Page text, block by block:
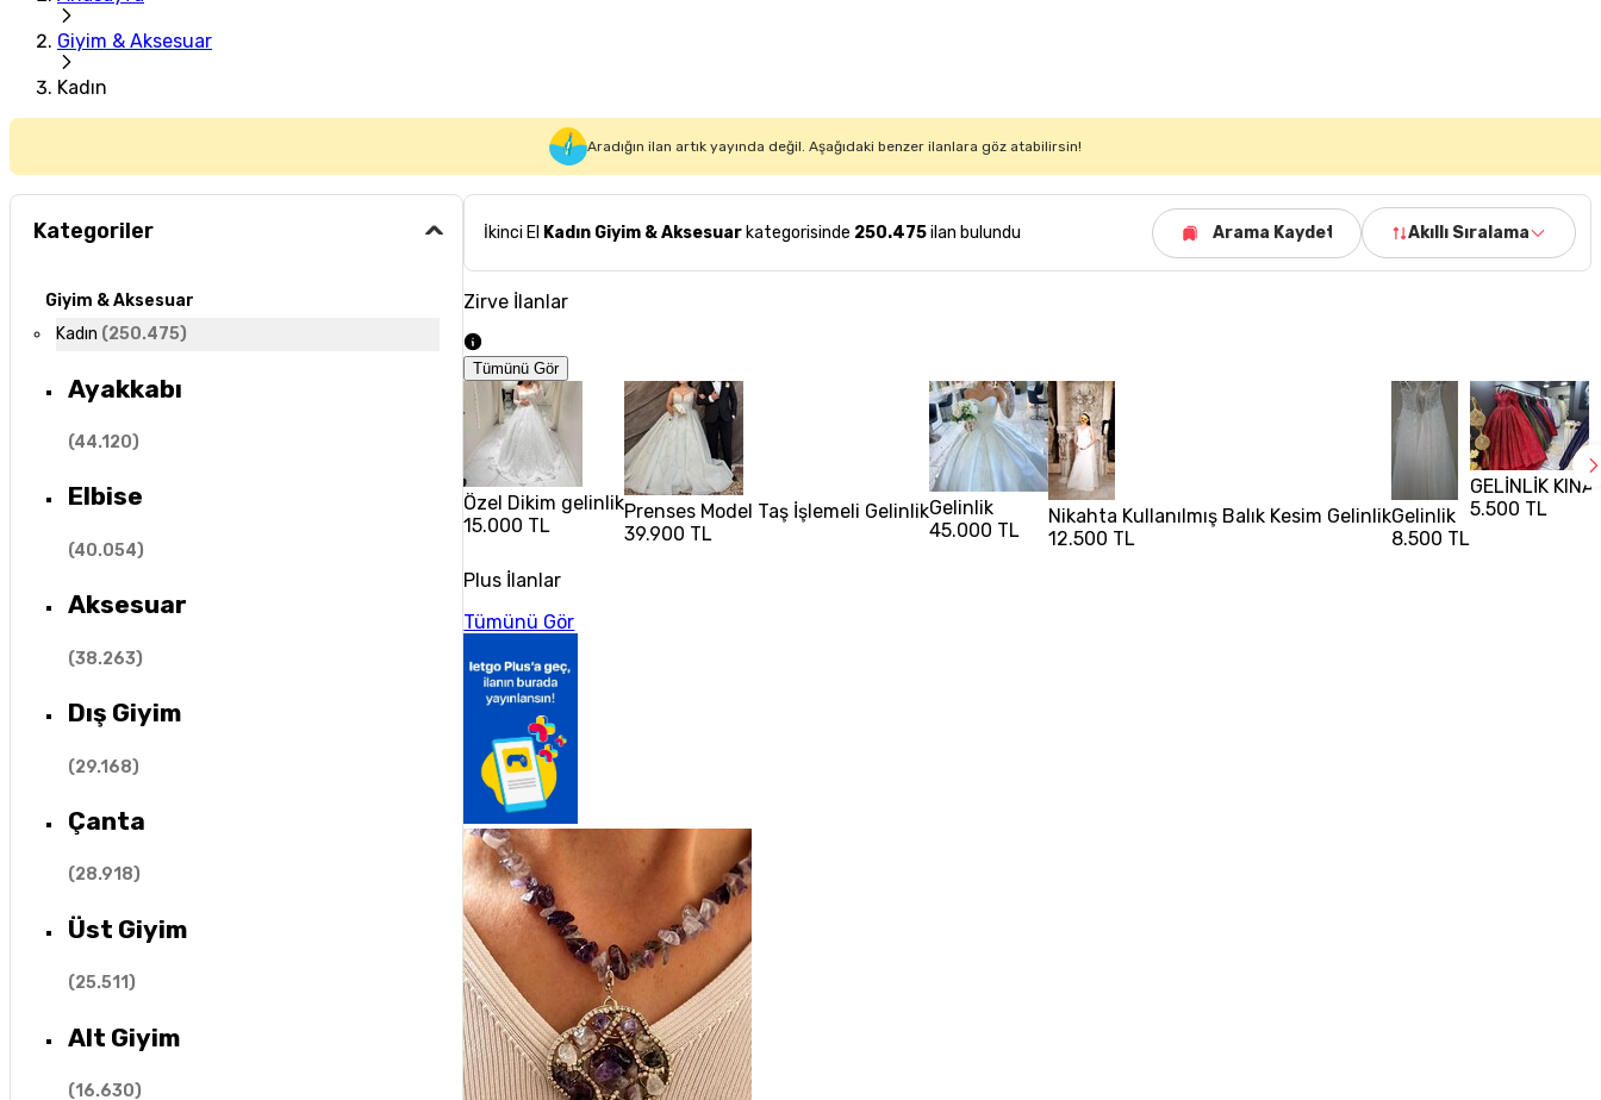
Giyim & Aksesuar
Kadın
Aradığın ilan artık yayında değil. Aşağıdaki benzer ilanlara göz atabilirsin!
Kategoriler
Giyim & Aksesuar
Kadın (250.475)
Ayakkabı
(44.120)
Elbise
(40.054)
Aksesuar
(38.263)
Dış Giyim
(29.168)
Çanta
(28.918)
Üst Giyim
(25.511)
Alt Giyim
(16.630)
İkinci El Kadın Giyim & Aksesuar kategorisinde 250.475ilan bulundu Arama Kaydet Akıllı Sıralama
Zirve İlanlar
Tümünü Gör
Özel Dikim gelinlik
15.000 TL
Prenses Model Taş İşlemeli Gelinlik
39.900 TL
Gelinlik
45.000 TL
Nikahta Kullanılmış Balık Kesim Gelinlik
12.500 TL
Gelinlik
8.500 TL
GELİNLİK
5.500 TL
Plus İlanlar
Tümünü Gör